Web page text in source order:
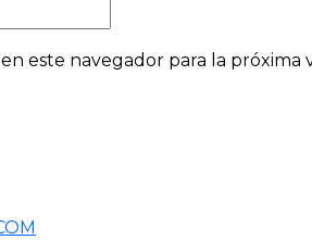
este navegador para la próxima